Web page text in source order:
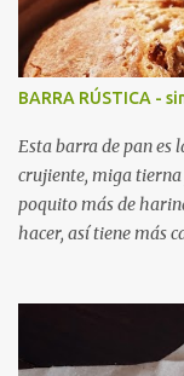
BARRA RÚSTICA -
Esta barra de pan es
crujiente, miga tierna
poquito más de
hacer, así tiene más